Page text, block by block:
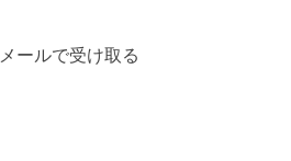
ールで受け取る